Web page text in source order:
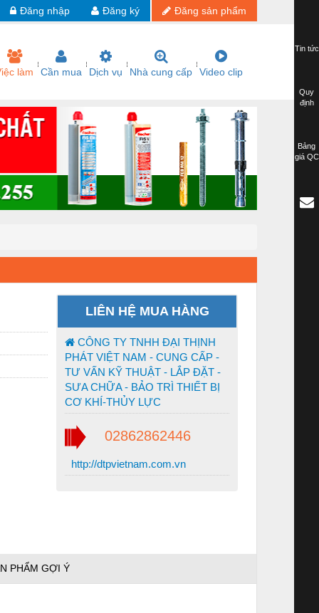
Đăng sản phẩm
Đăng ký
Đăng nhập
làm Cần mua Dịch vụ Nhà cung cấp Video clip
LIÊN HỆ MUA HÀNG
CÔNG TY TNHH ĐẠI THỊNH
PHÁT VIỆT NAM - CUNG CẤP -
TƯ VẤN KỸ THUẬT - LẮP ĐẶT -
SƯA CHỮA - BẢO TRÌ THIẾT BỊ
CƠ KHÍ-THỦY LỰC
02862862446
http://dtpvietnam.com.vn
PHẨM GỢI Ý
Tin tức
Quy
định
Bảng
giá QC